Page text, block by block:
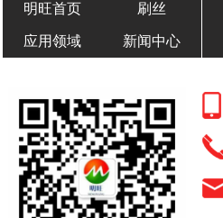
明旺首页 刷丝
应用领域 新闻中心